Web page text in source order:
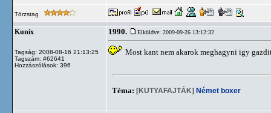
Törzstag
Kunix
Tagság: 2008-08-16 21:13:25
Tagszám: #62641
Hozzászólások: 396
1990. Elküldve: 2009-09-26 13:12:32
Most kant nem akarok meghagyni igy
Téma: [KUTYAFAJTÁK] Német boxer